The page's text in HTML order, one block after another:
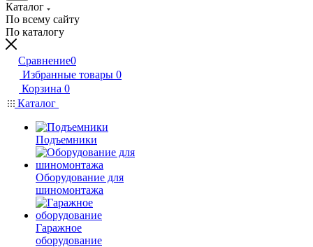
Каталог
По всему сайту
По каталогу
Сравнение0
Избранные товары 0
Корзина 0
Каталог
Подъемники
Оборудование для
шиномонтажа
Гаражное
оборудование